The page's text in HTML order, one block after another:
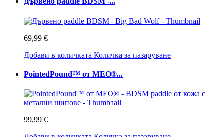
69,99 €
Добави в количката Количка за пазаруване
PointedPound™ от MEO®...
99,99 €